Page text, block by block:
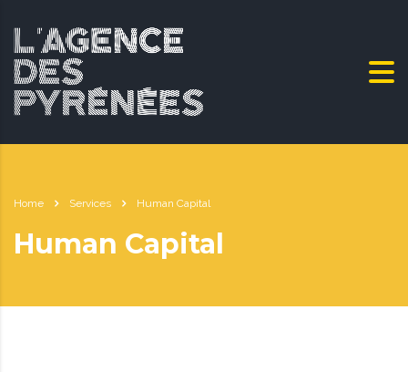
Home Services Human Capital
Human Capital